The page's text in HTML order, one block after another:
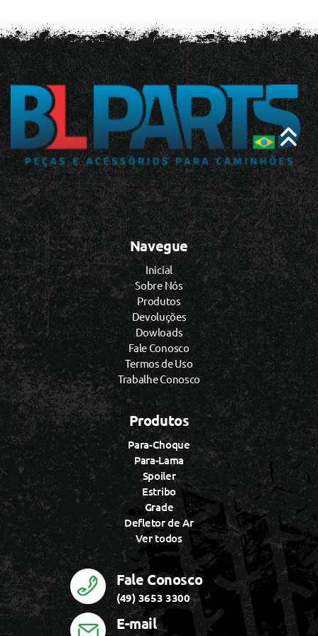
Navegue
Inicial
Sobre Nós
Produtos
Devoluções
Dowloads
Fale Conosco
Termos de Uso
Trabalhe Conosco
Produtos
Para-Choque
Para-Lama
Spoiler
Estribo
Grade
Defletor de Ar
Ver todos
Fale Conosco
(49) 3653 3300
E-mail